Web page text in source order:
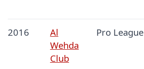
2016
Al
Wehda
Club
Pro League